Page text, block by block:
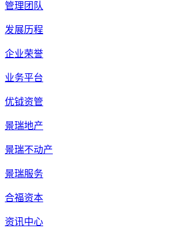
管理团队
发展历程
企业荣誉
业务平台
优钺资管
景瑞地产
景瑞不动产
景瑞服务
合福资本
资讯中心